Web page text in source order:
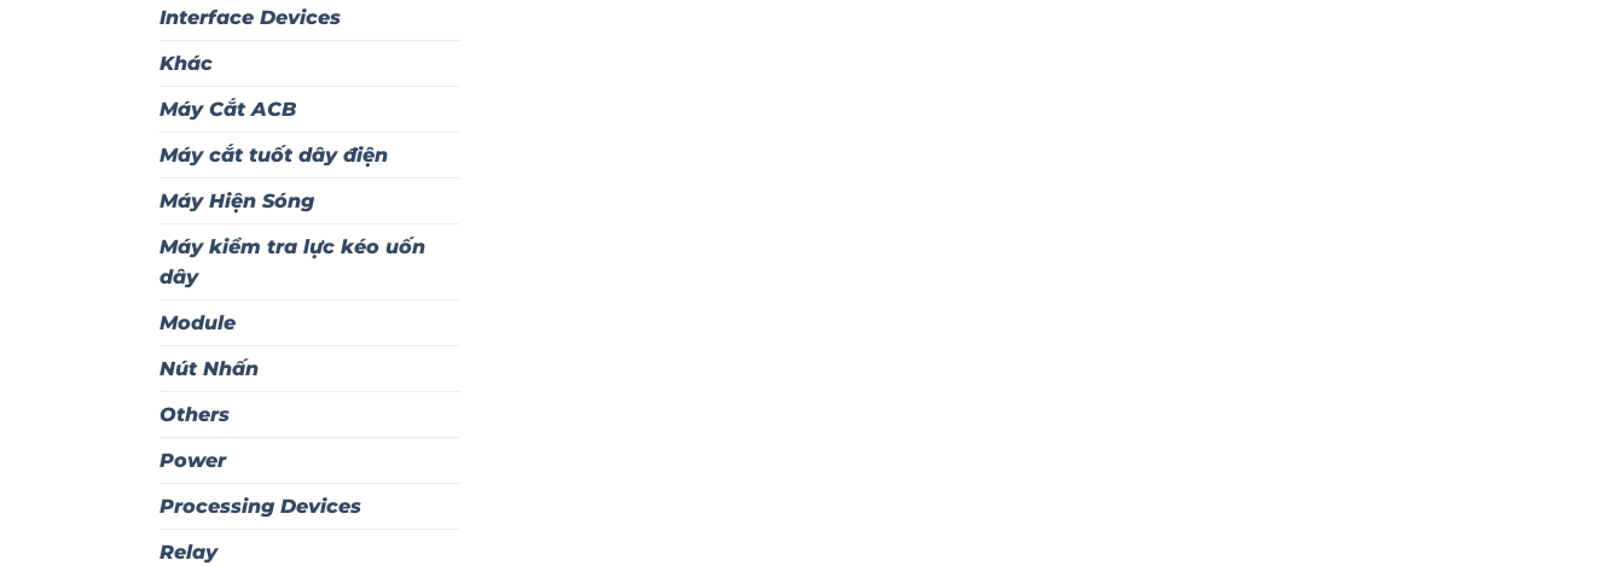
Interface Devices
Khác
Máy Cắt ACB
Máy cắt tuốt dây điện
Máy Hiện Sóng
Máy kiểm tra lực kéo uốn
dây
Module
Nút Nhấn
Others
Power
Processing Devices
Relay